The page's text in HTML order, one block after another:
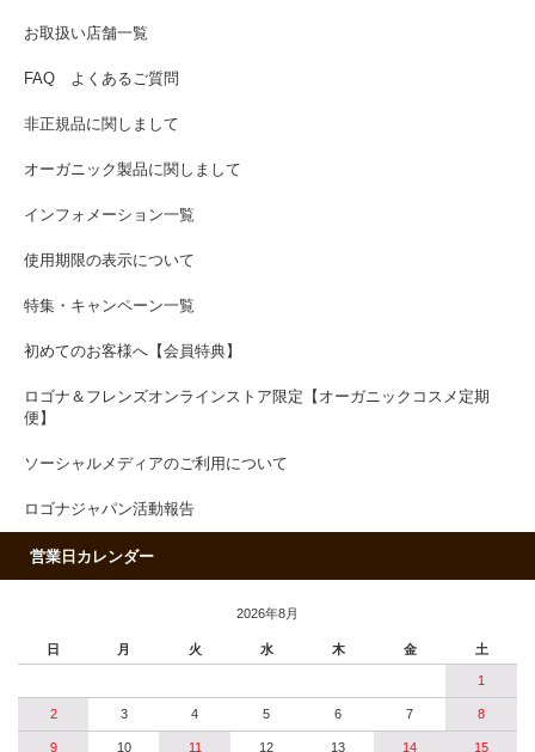
お取扱い店舗一覧
FAQ よくあるご質問
非正規品に関しまして
オーガニック製品に関しまして
インフォメーション一覧
使用期限の表示について
特集・キャンペーン一覧
初めてのお客様へ【会員特典】
ロゴナ＆フレンズオンラインストア限定【オーガニックコスメ定期
便】
ソーシャルメディアのご利用について
ロゴナジャパン活動報告
営業日カレンダー
2026年8月
日 月 火 水 木 金 土
1
2 3 4 5 6 7 8
9 10 11 12 13 14 15